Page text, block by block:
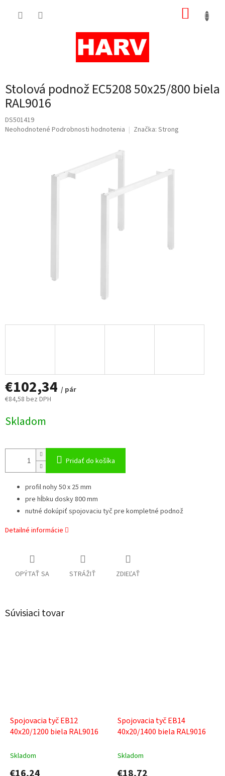
Stolová podnož EC5208 50x25/800 biela
RAL9016
DS501419
Priemerné
Neohodnotené Podrobnosti hodnotenia Značka: Strong
€102,34 / pár
€84,58 bez DPH
cena:
Skladom
Pridať do košíka
profil nohy 50 x 25 mm
pre hĺbku dosky 800 mm
nutné dokúpiť spojovaciu tyč pre kompletné podnož
Detailné informácie
OPÝTAŤ SA STRÁŽIŤ ZDIEĽAŤ
Súvisiaci tovar
Spojovacia tyč EB12
40x20/1200 biela RAL9016
Skladom
Spojovacia tyč EB14
40x20/1400 biela RAL9016
Skladom